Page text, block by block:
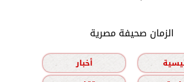
الزمان صحيفة مصرية
أخبار